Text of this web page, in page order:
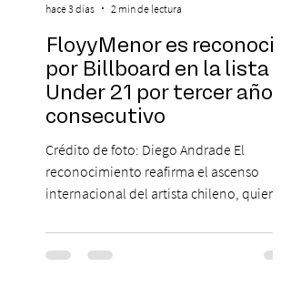
FloyyMenor es reconocido
por Billboard en la lista 21
Under 21 por tercer año
consecutivo
Crédito de foto: Diego Andrade El
reconocimiento reafirma el ascenso
internacional del artista chileno, quien
en la escena global. MIAMI, FL (3 de agosto
de 2026) — FloyyMenor ha sido
hace 3 días 2 min de lectura